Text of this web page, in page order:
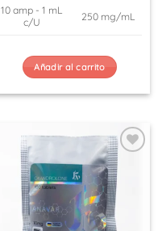
10 amp - 1 mL
c/U
250 mg/mL
Añadir al carrito